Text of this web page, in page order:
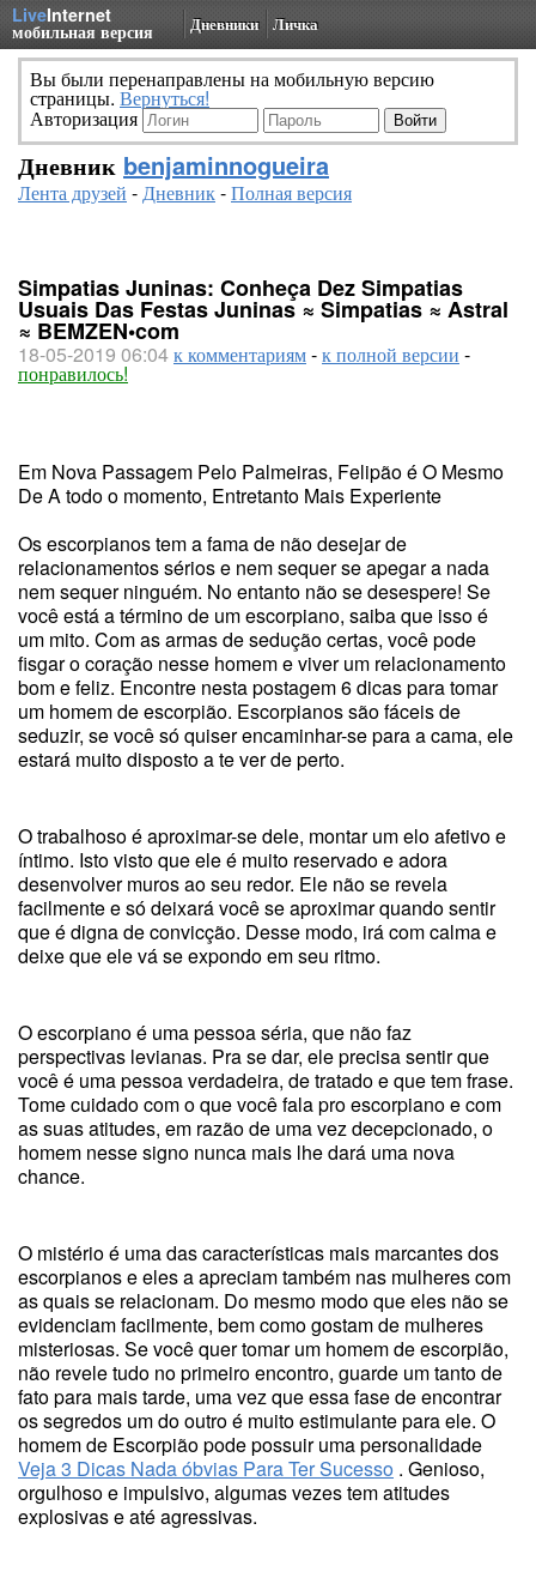
LiveInternet
мобильная версия Дневники Личка
Вы были перенаправлены на мобильную версию
страницы. Вернуться!
Авторизация
Дневник benjaminnogueira
Лента друзей -Дневник-Полная версия
Simpatias Juninas: Conheça Dez Simpatias
Usuais Das Festas Juninas ≈ Simpatias ≈ Astral
≈ BEMZEN•com
18-05-2019 06:04к комментариям-к полной версии -
понравилось!
Em Nova Passagem Pelo Palmeiras, Felipão é O Mesmo
De A todo o momento, Entretanto Mais Experiente
Os escorpianos tem a fama de não desejar de
relacionamentos sérios e nem sequer se apegar a nada
nem sequer ninguém. No entanto não se desespere! Se
você está a término de um escorpiano, saiba que isso é
um mito. Com as armas de sedução certas, você pode
fisgar o coração nesse homem e viver um relacionamento
bom e feliz. Encontre nesta postagem 6 dicas para tomar
um homem de escorpião. Escorpianos são fáceis de
seduzir, se você só quiser encaminhar-se para a cama, ele
estará muito disposto a te ver de perto.
O trabalhoso é aproximar-se dele, montar um elo afetivo e
íntimo. Isto visto que ele é muito reservado e adora
desenvolver muros ao seu redor. Ele não se revela
facilmente e só deixará você se aproximar quando sentir
que é digna de convicção. Desse modo, irá com calma e
deixe que ele vá se expondo em seu ritmo.
O escorpiano é uma pessoa séria, que não faz
perspectivas levianas. Pra se dar, ele precisa sentir que
você é uma pessoa verdadeira, de tratado e que tem frase.
Tome cuidado com o que você fala pro escorpiano e com
as suas atitudes, em razão de uma vez decepcionado, o
homem nesse signo nunca mais lhe dará uma nova
chance.
O mistério é uma das características mais marcantes dos
escorpianos e eles a apreciam também nas mulheres com
as quais se relacionam. Do mesmo modo que eles não se
evidenciam facilmente, bem como gostam de mulheres
misteriosas. Se você quer tomar um homem de escorpião,
não revele tudo no primeiro encontro, guarde um tanto de
fato para mais tarde, uma vez que essa fase de encontrar
os segredos um do outro é muito estimulante para ele. O
homem de Escorpião pode possuir uma personalidade
Veja 3 Dicas Nada óbvias Para Ter Sucesso . Genioso,
orgulhoso e impulsivo, algumas vezes tem atitudes
explosivas e até agressivas.